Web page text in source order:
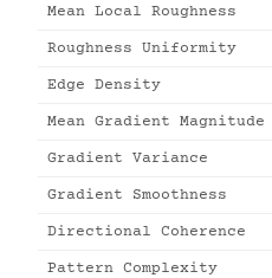
Mean Local Roughness
Roughness Uniformity
Edge Density
Mean Gradient Magnitude
Gradient Variance
Gradient Smoothness
Directional Coherence
Pattern Complexity